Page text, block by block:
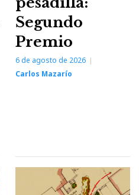
Segundo
Premio
6 de agosto de 2026
Carlos Mazarío